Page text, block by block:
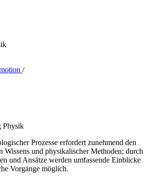
/
Physik
Prozesse erfordert zunehmend den
Wissens und physikalischer Methoden; durch
und Ansätze werden umfassende Einblicke
Vorgänge möglich.